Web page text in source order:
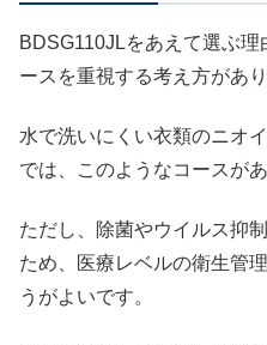
BDSG110JLをあえて選ぶ
ースを重視する考え方があり
水で洗いにくい衣類のニオ
では、このようなコースが
ただし、除菌やウイルス抑
ため、医療レベルの衛生管
うがよいです。